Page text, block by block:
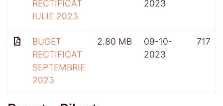
RECTIFICAT
IULIE 2023
2023
BUGET
RECTIFICAT
SEPTEMBRIE
2023
2.80 MB
09-10-
2023
717